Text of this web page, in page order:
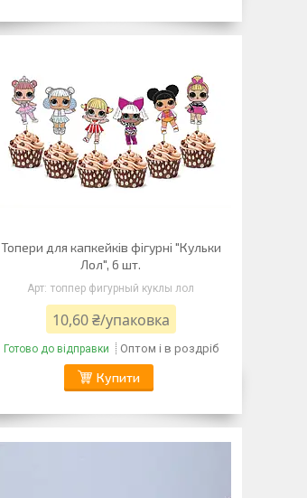
Топери для капкейків фігурні "Кульки
Лол", 6 шт.
топпер фигурный куклы лол
10,60 ₴/упаковка
Готово до відправки Оптом і в роздріб
Купити